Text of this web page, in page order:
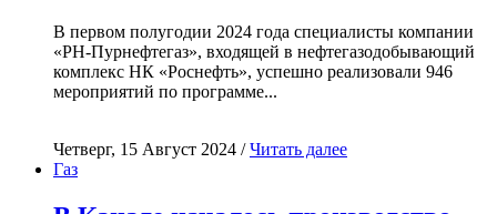
В первом полугодии 2024 года специалисты компании
«РН-Пурнефтегаз», входящей в нефтегазодобывающий
комплекс НК «Роснефть», успешно реализовали 946
мероприятий по программе...
Четверг, 15 Август 2024 /Читать далее
Газ